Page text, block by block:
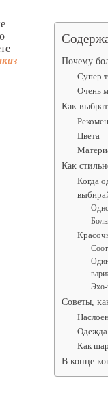
Почему
Супер
Очень
Как
Цвета
Как
Когда
Эхо-
Советы,
Одежда
Как
В конце